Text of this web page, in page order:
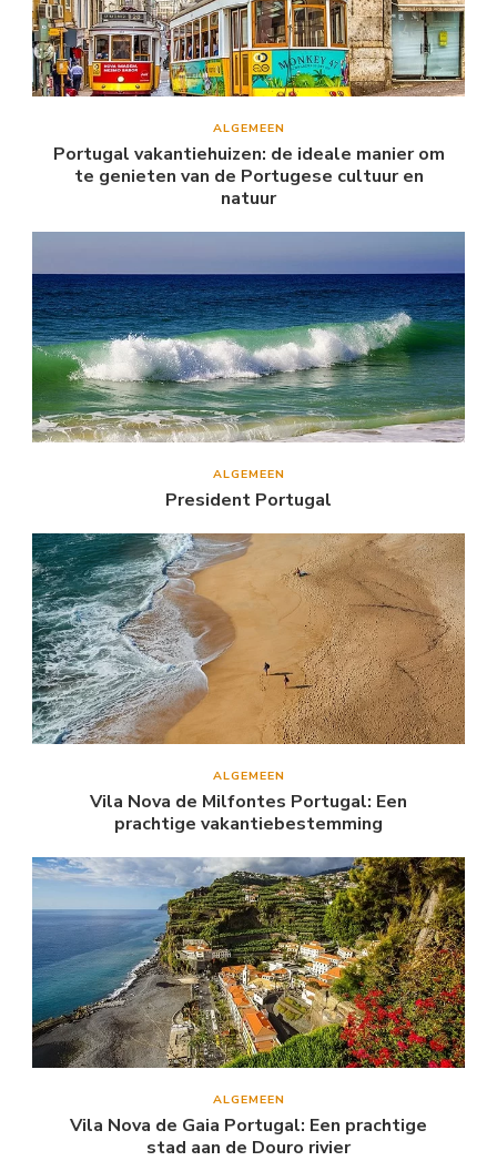
ALGEMEEN
Portugal vakantiehuizen: de ideale manier om
te genieten van de Portugese cultuur en
natuur
ALGEMEEN
President Portugal
ALGEMEEN
Vila Nova de Milfontes Portugal: Een
prachtige vakantiebestemming
ALGEMEEN
Vila Nova de Gaia Portugal: Een prachtige
stad aan de Douro rivier